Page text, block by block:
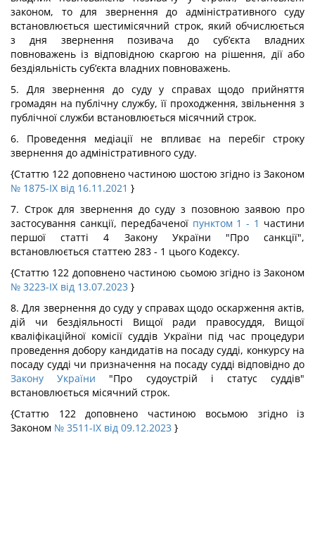
законом, то для звернення до адміністративного суду
встановлюється шестимісячний строк, який обчислюється
з дня звернення позивача до суб’єкта владних
повноважень із відповідною скаргою на рішення, дії або
бездіяльність суб’єкта владних повноважень.
5. Для звернення до суду у справах щодо прийняття
громадян на публічну службу, її проходження, звільнення з
публічної служби встановлюється місячний строк.
6. Проведення медіації не впливає на перебіг строку
звернення до адміністративного суду.
{Статтю 122 доповнено частиною шостою згідно із Законом
№ 1875-IX від 16.11.2021 }
7. Строк для звернення до суду з позовною заявою про
застосування санкції, передбаченої пунктом 1 - 1 частини
першої статті 4 Закону України "Про санкції",
встановлюється статтею 283 - 1 цього Кодексу.
{Статтю 122 доповнено частиною сьомою згідно із Законом
№ 3223-IX від 13.07.2023 }
8. Для звернення до суду у справах щодо оскарження актів,
дій чи бездіяльності Вищої ради правосуддя, Вищої
кваліфікаційної комісії суддів України під час процедури
проведення добору кандидатів на посаду судді, конкурсу на
посаду судді чи призначення на посаду судді відповідно до
Закону України "Про судоустрій і статус суддів"
встановлюється місячний строк.
{Статтю 122 доповнено частиною восьмою згідно із
Законом № 3511-IX від 09.12.2023 }